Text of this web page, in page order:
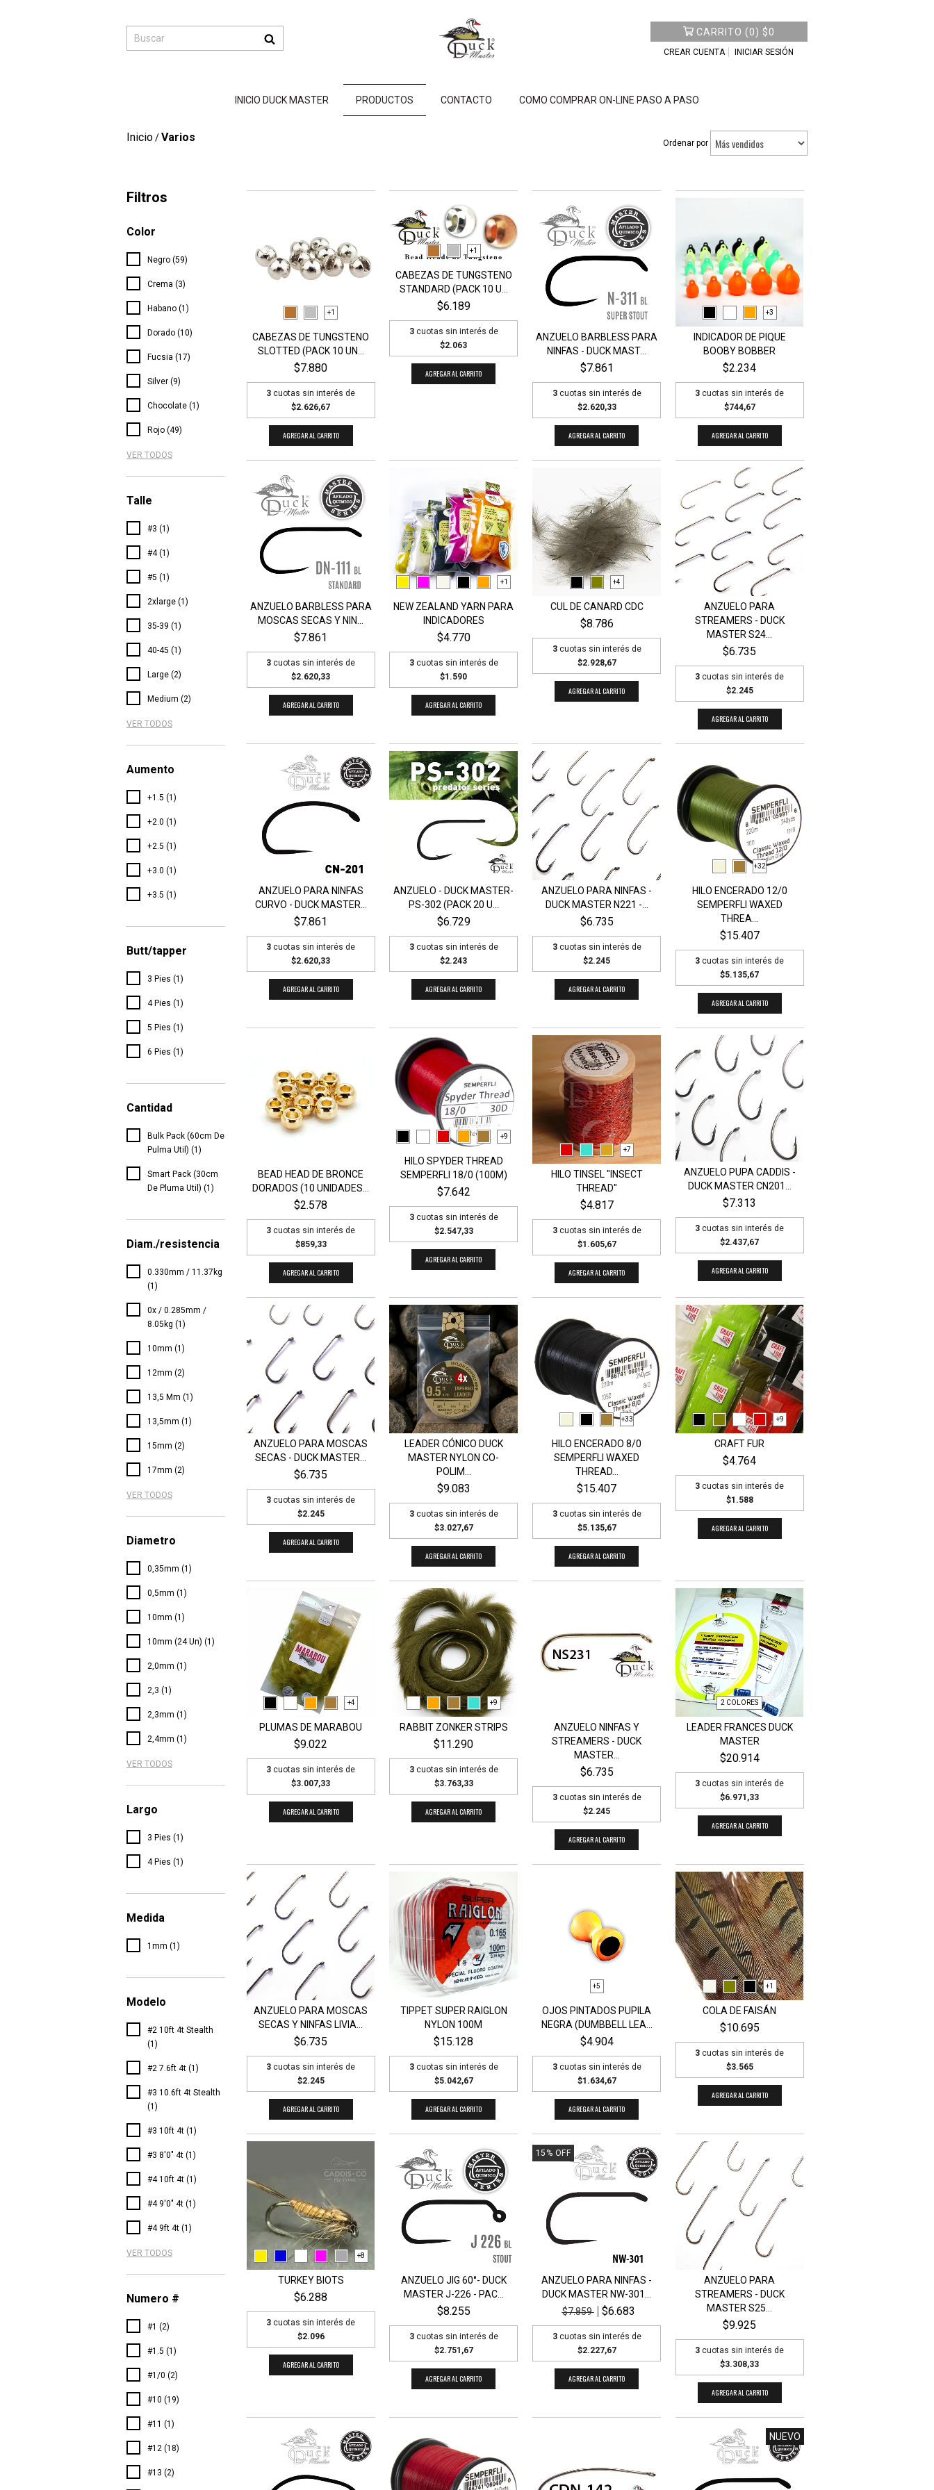
CARRITO (0) $0
CREAR CUENTA INICIAR SESIÓN
INICIO DUCK MASTER PRODUCTOS CONTACTO COMO COMPRAR ON-LINE PASO A PASO
Inicio/Varios Ordenar por
Filtros
Color
Negro (59)
Crema (3)
Habano (1)
Dorado (10)
Fucsia (17)
Silver (9)
Chocolate (1)
Rojo (49)
VER TODOS
Talle
#3 (1)
#4 (1)
#5 (1)
2xlarge (1)
35-39 (1)
40-45 (1)
Large (2)
Medium (2)
VER TODOS
Aumento
+1.5 (1)
+2.0 (1)
+2.5 (1)
+3.0 (1)
+3.5 (1)
Butt/tapper
3 Pies (1)
4 Pies (1)
5 Pies (1)
6 Pies (1)
Cantidad
Bulk Pack (60cm De
Pulma Util) (1)
Smart Pack (30cm
De Pluma Util) (1)
Diam./resistencia
0.330mm / 11.37kg
(1)
0x / 0.285mm /
8.05kg (1)
10mm (1)
12mm (2)
13,5 Mm (1)
13,5mm (1)
15mm (2)
17mm (2)
VER TODOS
Diametro
0,35mm (1)
0,5mm (1)
10mm (1)
10mm (24 Un) (1)
2,0mm (1)
2,3 (1)
2,3mm (1)
2,4mm (1)
VER TODOS
Largo
3 Pies (1)
4 Pies (1)
Medida
1mm (1)
Modelo
#2 10ft 4t Stealth
(1)
#2 7.6ft 4t (1)
#3 10.6ft 4t Stealth
(1)
#3 10ft 4t (1)
#3 8'0" 4t (1)
#4 10ft 4t (1)
#4 9'0" 4t (1)
#4 9ft 4t (1)
VER TODOS
Numero #
#1 (2)
#1.5 (1)
#1/0 (2)
#10 (19)
#11 (1)
#12 (18)
#13 (2)
+1
CABEZAS DE TUNGSTENO
SLOTTED (PACK 10 UN...
$7.880
3 cuotas sin interés de
$2.626,67
AGREGAR AL CARRITO
+1
CABEZAS DE TUNGSTENO
STANDARD (PACK 10 U...
$6.189
3 cuotas sin interés de
$2.063
AGREGAR AL CARRITO
ANZUELO BARBLESS PARA
NINFAS - DUCK MAST...
$7.861
3 cuotas sin interés de
$2.620,33
AGREGAR AL CARRITO
+3
INDICADOR DE PIQUE
BOOBY BOBBER
$2.234
3 cuotas sin interés de
$744,67
AGREGAR AL CARRITO
ANZUELO BARBLESS PARA
MOSCAS SECAS Y NIN...
$7.861
3 cuotas sin interés de
$2.620,33
AGREGAR AL CARRITO
+1
NEW ZEALAND YARN PARA
INDICADORES
$4.770
3 cuotas sin interés de
$1.590
AGREGAR AL CARRITO
+4
CUL DE CANARD CDC
$8.786
3 cuotas sin interés de
$2.928,67
AGREGAR AL CARRITO
ANZUELO PARA
STREAMERS - DUCK
MASTER S24...
$6.735
3 cuotas sin interés de
$2.245
AGREGAR AL CARRITO
ANZUELO PARA NINFAS
CURVO - DUCK MASTER...
$7.861
3 cuotas sin interés de
$2.620,33
AGREGAR AL CARRITO
ANZUELO - DUCK MASTER-
PS-302 (PACK 20 U...
$6.729
3 cuotas sin interés de
$2.243
AGREGAR AL CARRITO
ANZUELO PARA NINFAS -
DUCK MASTER N221 -...
$6.735
3 cuotas sin interés de
$2.245
AGREGAR AL CARRITO
+32
HILO ENCERADO 12/0
SEMPERFLI WAXED
THREA...
$15.407
3 cuotas sin interés de
$5.135,67
AGREGAR AL CARRITO
BEAD HEAD DE BRONCE
DORADOS (10 UNIDADES...
$2.578
3 cuotas sin interés de
$859,33
AGREGAR AL CARRITO
+9
HILO SPYDER THREAD
SEMPERFLI 18/0 (100M)
$7.642
3 cuotas sin interés de
$2.547,33
AGREGAR AL CARRITO
+7
HILO TINSEL "INSECT
THREAD"
$4.817
3 cuotas sin interés de
$1.605,67
AGREGAR AL CARRITO
ANZUELO PUPA CADDIS -
DUCK MASTER CN201...
$7.313
3 cuotas sin interés de
$2.437,67
AGREGAR AL CARRITO
ANZUELO PARA MOSCAS
SECAS - DUCK MASTER...
$6.735
3 cuotas sin interés de
$2.245
AGREGAR AL CARRITO
LEADER CÓNICO DUCK
MASTER NYLON CO-
POLIM...
$9.083
3 cuotas sin interés de
$3.027,67
AGREGAR AL CARRITO
+33
HILO ENCERADO 8/0
SEMPERFLI WAXED
THREAD...
$15.407
3 cuotas sin interés de
$5.135,67
AGREGAR AL CARRITO
+9
CRAFT FUR
$4.764
3 cuotas sin interés de
$1.588
AGREGAR AL CARRITO
+4
PLUMAS DE MARABOU
$9.022
3 cuotas sin interés de
$3.007,33
AGREGAR AL CARRITO
+9
RABBIT ZONKER STRIPS
$11.290
3 cuotas sin interés de
$3.763,33
AGREGAR AL CARRITO
ANZUELO NINFAS Y
STREAMERS - DUCK
MASTER...
$6.735
3 cuotas sin interés de
$2.245
AGREGAR AL CARRITO
2 COLORES
LEADER FRANCES DUCK
MASTER
$20.914
3 cuotas sin interés de
$6.971,33
AGREGAR AL CARRITO
ANZUELO PARA MOSCAS
SECAS Y NINFAS LIVIA...
$6.735
3 cuotas sin interés de
$2.245
AGREGAR AL CARRITO
TIPPET SUPER RAIGLON
NYLON 100M
$15.128
3 cuotas sin interés de
$5.042,67
AGREGAR AL CARRITO
+5
OJOS PINTADOS PUPILA
NEGRA (DUMBBELL LEA...
$4.904
3 cuotas sin interés de
$1.634,67
AGREGAR AL CARRITO
+1
COLA DE FAISÁN
$10.695
3 cuotas sin interés de
$3.565
AGREGAR AL CARRITO
+8
TURKEY BIOTS
$6.288
3 cuotas sin interés de
$2.096
AGREGAR AL CARRITO
ANZUELO JIG 60°- DUCK
MASTER J-226 - PAC...
$8.255
3 cuotas sin interés de
$2.751,67
AGREGAR AL CARRITO
15 % OFF
ANZUELO PARA NINFAS -
DUCK MASTER NW-301...
$7.859
$6.683
3 cuotas sin interés de
$2.227,67
AGREGAR AL CARRITO
ANZUELO PARA
STREAMERS - DUCK
MASTER S25...
$9.925
3 cuotas sin interés de
$3.308,33
AGREGAR AL CARRITO
NUEVO